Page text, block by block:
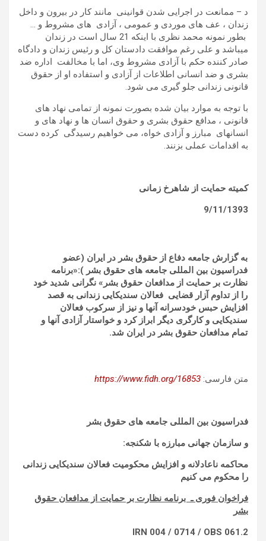
د – ممانعت در اجرایی شدن قوانینی مانند کار در بیرون و داخل
زندان ، عف های موردی و عمومی ، آزادی های مشروط و …
بطور نمونه محمد نظری با اینکه 21 سال است در زندان
میباشد و علی رغم موافقت دادستان کل و رئیس زندان و دادگاه
صادر کننده حکم با آزادی مشروط وی، اما با مخالفت اداره ضد
بشری و ضد انسانی اطلاعات از آزادی و استفاده او از حقوق
قانونی زندانی جلو گیری می شود.
با توجه به موارد بیان شده بصورت نمونه از تمامی نهاد های
قانونی ، مدافع حقوق بشری و حقوق انسان ها و نهاد های و
انسانهای مبارز و آزادی خواه، می خواهیم رسیدگی کرده دست
به اقدامات عملی بزنند.
کمیته حمایت از شاهرخ زمانی
9/11/1393
به گزارش جامعه دفاع از حقوق بشر در ایران (عضو
فدراسیون بین المللی جامعه های حقوق بشر ):«برنامه
نظارت بر حمایت از مدافعان حقوق بشر» نگرانی شدید خود
را از تداوم آزار قضایی فعالان سندیکایی زندانی به قصد
افزایش حبس خودسرانه آنها و نیز از سرکوب فعالان
سندیکایی و کارگری دیگر ابراز کرد و خواستار آزادی آنها و
تمام مدافعان حقوق بشر در ایران شد.
متن فارسی: https://www.fidh.org/16853
فدراسیون بین المللی جامعه های حقوق بشر
و سازمان جهانی مبارزه با شکنجه:
محاکمه ناعادلانه و افزایش محکومیت فعالان سندیکایی زندانی
را محکوم می کنیم
فراخوان فوری ـ برنامه نظارت بر حمایت از مدافعان حقوق
بشر
IRN 004 / 0714 / OBS 061.2